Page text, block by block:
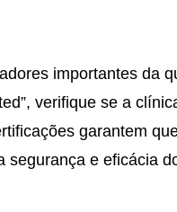
importantes da
verifique se a
garantem
segurança e eficácia